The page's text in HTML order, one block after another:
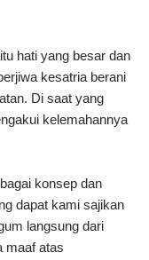
hati yang besar dan
kesatria berani
Di saat yang
kelemahannya
konsep dan
dapat kami sajikan
langsung dari
maaf atas